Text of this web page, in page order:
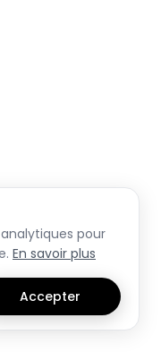
pour
En savoir plus
Accepter